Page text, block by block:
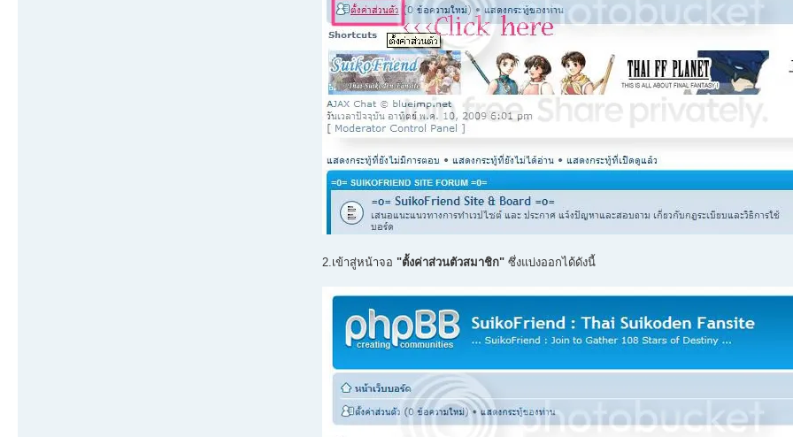
2.เข้าสู่หน้าจอ "ตั้งค่าส่วนตัวสมาชิก"ซึ่งแบ่งออกได้ดังนี้